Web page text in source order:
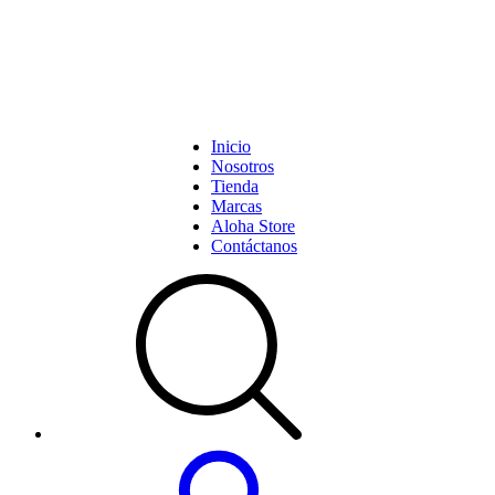
Inicio
Nosotros
Tienda
Marcas
Aloha Store
Contáctanos